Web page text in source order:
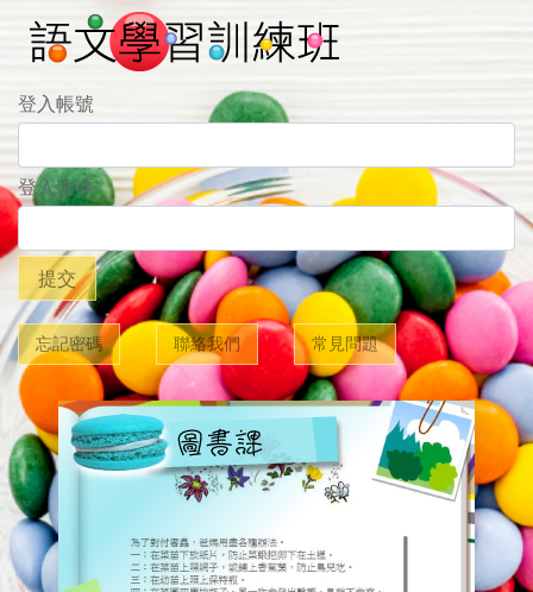
登入帳號
登入密碼
提交
忘記密碼 聯絡我們 常見問題